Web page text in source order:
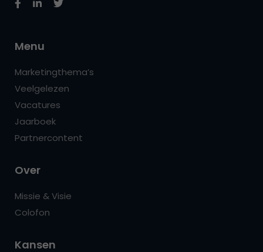
Menu
Marketingthema’s
Veelgelezen
Vacatures
Jaarboek
Partnercontent
Over
Missie & Visie
Colofon
Kansen